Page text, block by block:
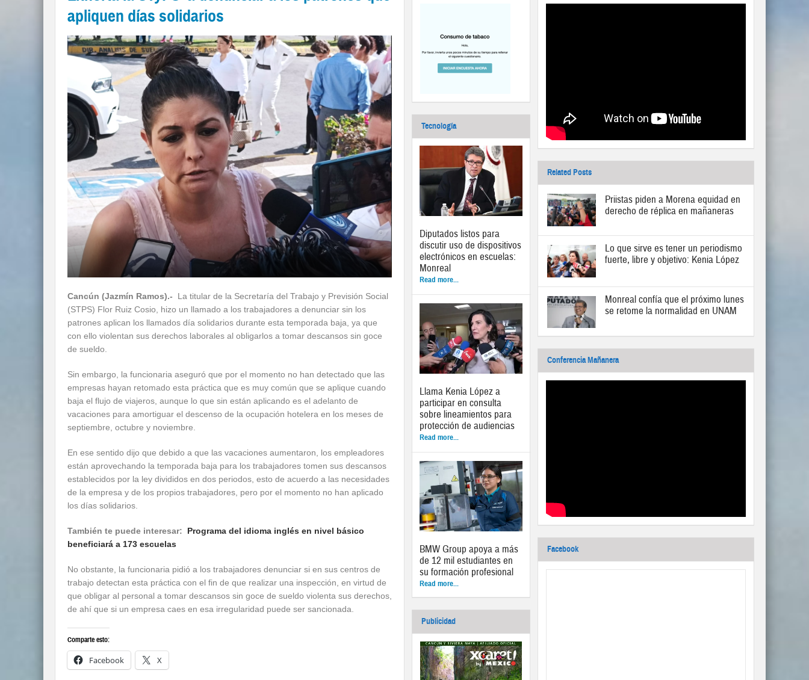
apliquen días solidarios
Cancún (Jazmín Ramos).-
La titular de la Secretaría del Trabajo y Previsión Social
(STPS) Flor Ruiz Cosio, hizo un llamado a los trabajadores a denunciar sin los
patrones aplican los llamados día solidarios durante esta temporada baja, ya que
con ello violentan sus derechos laborales al obligarlos a tomar descansos sin goce
de sueldo.
Sin embargo, la funcionaria aseguró que por el momento no han detectado que las
empresas hayan retomado esta práctica que es muy común que se aplique cuando
baja el flujo de viajeros, aunque lo que sin están aplicando es el adelanto de
vacaciones para amortiguar el descenso de la ocupación hotelera en los meses de
septiembre, octubre y noviembre.
En ese sentido dijo que debido a que las vacaciones aumentaron, los empleadores
están aprovechando la temporada baja para los trabajadores tomen sus descansos
establecidos por la ley divididos en dos periodos, esto de acuerdo a las necesidades
de la empresa y de los propios trabajadores, pero por el momento no han aplicado
los días solidarios.
También te puede interesar: Programa del idioma inglés en nivel básico
beneficiará a 173 escuelas
No obstante, la funcionaria pidió a los trabajadores denunciar si en sus centros de
trabajo detectan esta práctica con el fin de que realizar una inspección, en virtud de
que obligar al personal a tomar descansos sin goce de sueldo violenta sus derechos,
de ahí que si un empresa caes en esa irregularidad puede ser sancionada.
Comparte esto:
Facebook X
Tecnología
Diputados listos para
discutir uso de dispositivos
electrónicos en escuelas:
Monreal
Read more...
Llama Kenia López a
participar en consulta
sobre lineamientos para
protección de audiencias
Read more...
BMW Group apoya a más
de 12 mil estudiantes en
su formación profesional
Read more...
Publicidad
Related Posts
Priistas piden a Morena equidad en
derecho de réplica en mañaneras
Lo que sirve es tener un periodismo
fuerte, libre y objetivo: Kenia López
Monreal confía que el próximo lunes
se retome la normalidad en UNAM
Conferencia Mañanera
Facebook